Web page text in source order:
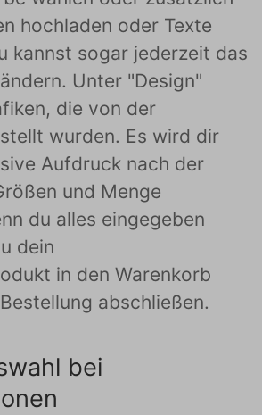
hochladen oder Texte
kannst sogar jederzeit das
Unter "Design"
die von der
wurden. Es wird dir
Aufdruck nach der
und Menge
du alles eingegeben
dein
in den Warenkorb
abschließen.
bei